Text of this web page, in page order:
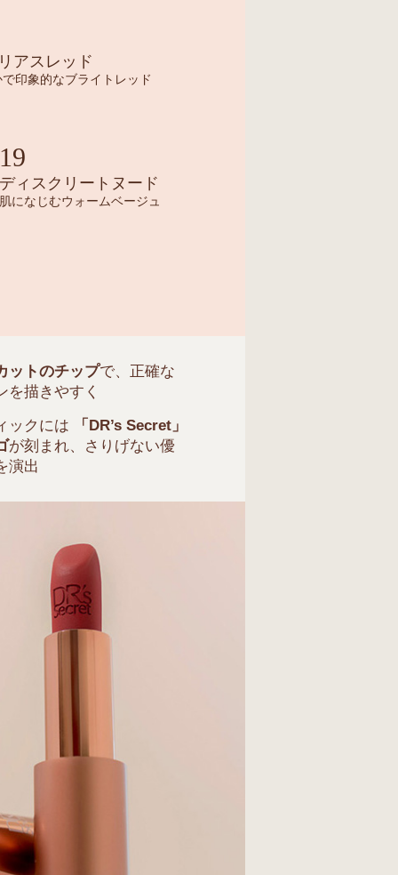
アスレッド
印象的なブライトレッド
19
ディスクリートヌード
肌になじむウォームベージュ
ットのチップで、正確な
を描きやすく
ックには
「DR’s Secret」
が刻まれ、さりげない優
演出